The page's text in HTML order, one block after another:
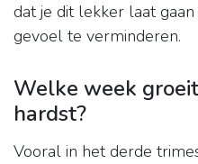
dat je dit lekker laat
gevoel te verminderen.
Welke week
hardst?
Vooral in het derde